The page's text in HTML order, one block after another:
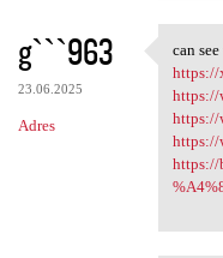
gˋˋˋ963
23.06.2025
Adres
can
can
https://
https://
https://
https://
https://